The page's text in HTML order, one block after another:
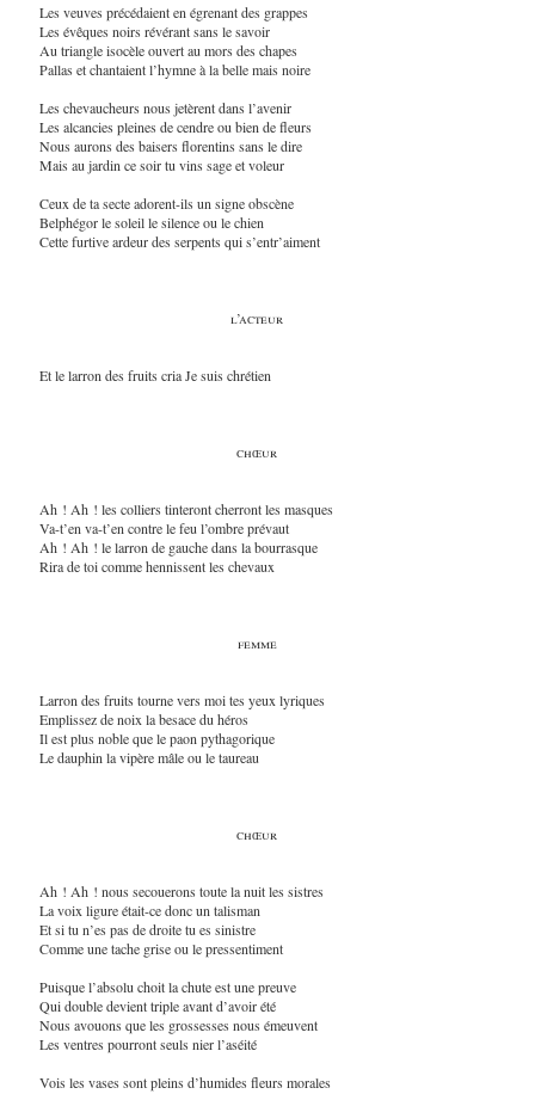
Les veuves précédaient en égrenant des grappes
Les évêques noirs révérant sans le savoir
Au triangle isocèle ouvert au mors des chapes
Pallas et chantaient l’hymne à la belle mais noire
Les chevaucheurs nous jetèrent dans l’avenir
Les alcancies pleines de cendre ou bien de fleurs
Nous aurons des baisers florentins sans le dire
Mais au jardin ce soir tu vins sage et voleur
Ceux de ta secte adorent-ils un signe obscène
Belphégor le soleil le silence ou le chien
Cette furtive ardeur des serpents qui s’entr’aiment
l’acteur
Et le larron des fruits cria Je suis chrétien
chœur
Ah ! Ah ! les colliers tinteront cherront les masques
Va-t’en va-t’en contre le feu l’ombre prévaut
Ah ! Ah ! le larron de gauche dans la bourrasque
Rira de toi comme hennissent les chevaux
femme
Larron des fruits tourne vers moi tes yeux lyriques
Emplissez de noix la besace du héros
Il est plus noble que le paon pythagorique
Le dauphin la vipère mâle ou le taureau
chœur
Ah ! Ah ! nous secouerons toute la nuit les sistres
La voix ligure était-ce donc un talisman
Et si tu n’es pas de droite tu es sinistre
Comme une tache grise ou le pressentiment
Puisque l’absolu choit la chute est une preuve
Qui double devient triple avant d’avoir été
Nous avouons que les grossesses nous émeuvent
Les ventres pourront seuls nier l’aséité
Vois les vases sont pleins d’humides fleurs morales